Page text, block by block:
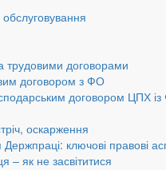
трудовими договорами
договором з ФО
договором ЦПХ
оскарження
Держпраці: ключові правові
– як не засвітитися